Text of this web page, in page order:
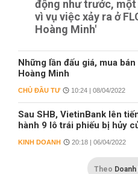
động như trước, một
vì vụ việc xảy ra ở
Hoàng Minh'
Những lần đấu giá, mua
Hoàng Minh
CHỦ ĐẦU TƯ 10:24 | 08/04/2022
Sau SHB, VietinBank lên
hành 9 lô trái phiếu bị hủy
KINH DOANH 20:18 | 06/04/2022
Theo